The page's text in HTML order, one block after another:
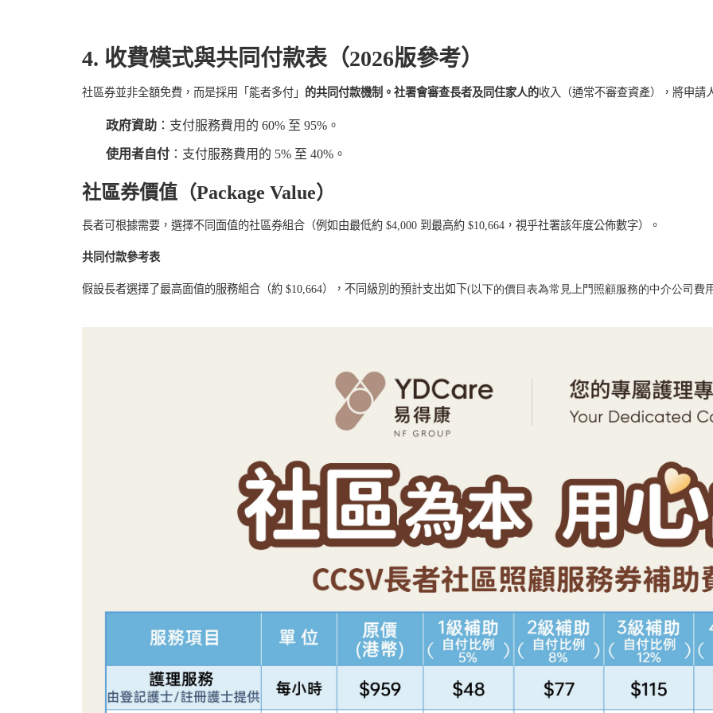
4. 收費模式與共同付款表（2026版參考）
社區券並非全額免費，而是採用 「能者多付」 的共同付款機制。社署會審查長者及同住家人的收入 （通常不審查資產），將申請
政府資助 ：支付服務費用的 60% 至 95% 。
使用者自付 ：支付服務費用的 5% 至 40% 。
社區券價值（Package Value）
長者可根據需要，選擇不同面值的社區券組合（例如由最低約 $4,000 到最高約 $10,664 ，視乎社署該年度公佈數字）。
共同付款參考表
假設長者選擇了最高面值的服務組合（約 $10,664），不同級別的預計支出如下(以下的價目表為常見上門照顧服務的中介公司費